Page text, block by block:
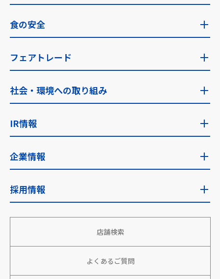
食の安全
食の安全トップ
食品安全検査
フェアトレード
フェアトレードトップ
フェアトレード取り組み国
社会・環境への取り組み
社会・環境への取り組みトップ
サステナビリティ推進体制
安全な食を安定的に世界へ
地域社会への貢献
働きがい、生きがいのある組織づくり
パートナーと共に成長、繁栄
IR情報
IR情報トップ
経営目標
株主向け情報
企業情報
企業情報トップ
採用情報
採用情報トップ
新卒採用
アルバイト・パート採用
店舗検索
よくあるご質問